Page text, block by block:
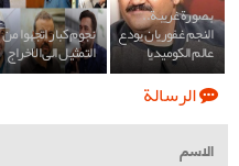
بصورة غريبة..
النجم غفوريان يودع
عالم الكوميديا
نجوم كبار اتجهوا من
التمثيل الى الاخراج
الرسالة